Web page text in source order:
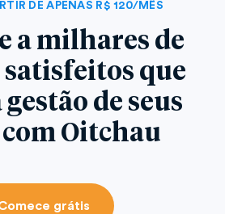
DE APENAS R$ 120/MÊS
a milhares de
que
de seus
Oitchau
grátis